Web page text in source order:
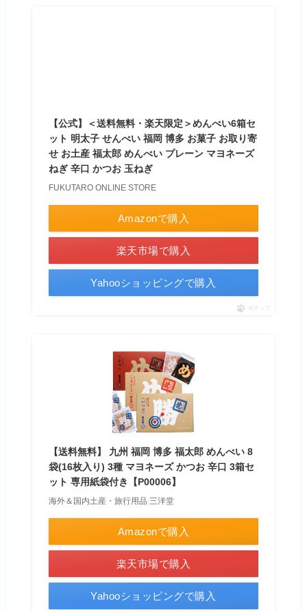
【公式】＜送料無料・楽天限定＞めんべい6箱セ
ット 明太子 せんべい 福岡 博多 お菓子 お取り寄
せ お土産 福太郎 めんべい プレーン マヨネーズ
ねぎ 辛口 かつお 玉ねぎ
FUKUTARO ONLINE STORE
Amazonで購入
楽天市場で購入
Yahooショッピングで購入
ポチップ
【送料無料】 九州 福岡 博多 福太郎 めんべい 8
袋(16枚入り) 3種 マヨネーズ かつお 辛口 3箱セ
ット 専用紙袋付き【P00006】
海外＆国内土産・旅行用品 三洋堂
Amazonで購入
楽天市場で購入
Yahooショッピングで購入